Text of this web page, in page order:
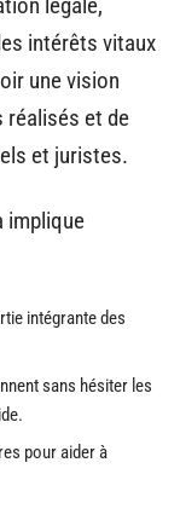
intérêts vitaux
une vision
réalisés et de
et juristes.
implique
intégrante des
sans hésiter les
pour aider à